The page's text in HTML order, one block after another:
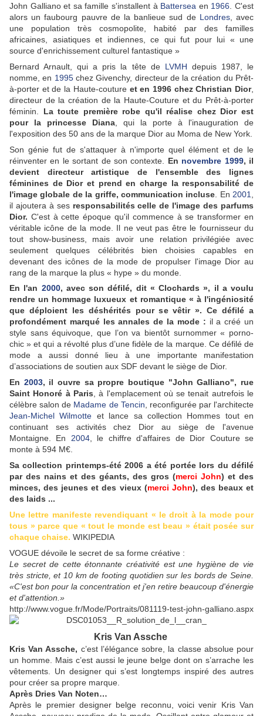
John Galliano et sa famille s'installent à Battersea en 1966 . C'est
alors un faubourg pauvre de la banlieue sud de Londres, avec
une population très cosmopolite, habité par des familles
africaines, asiatiques et indiennes, ce qui fut pour lui « une
source d'enrichissement culturel fantastique »
Bernard Arnault, qui a pris la tête de LVMH depuis 1987, le
nomme, en 1995chez Givenchy, directeur de la création du Prêt-
à-porter et de la Haute-couture et en 1996 chez Christian Dior,
directeur de la création de la Haute-Couture et du Prêt-à-porter
féminin. La toute première robe qu'il réalise chez Dior est
pour la princesse Diana , qui la porte à l'inauguration de
l'exposition des 50 ans de la marque Dior au Moma de New York.
Son génie fut de s'attaquer à n'importe quel élément et de le
réinventer en le sortant de son contexte. En novembre 1999, il
devient directeur artistique de l'ensemble des lignes
féminines de Dior et prend en charge la responsabilité de
l'image globale de la griffe, communication incluse . En 2001
il ajoutera à ses responsabilités celle de l'image des parfums
Dior. C'est à cette époque qu'il commence à se transformer en
véritable icône de la mode. Il ne veut pas être le fournisseur du
tout show-business, mais avoir une relation privilégiée avec
seulement quelques célébrités bien choisies capables en
devenant des icônes de la mode de propulser l'image Dior au
rang de la marque la plus « hype » du monde.
En l'an 2000, avec son défilé, dit « Clochards », il a voulu
rendre un hommage luxueux et romantique « à l'ingéniosité
que déploient les déshérités pour se vêtir ». Ce défilé a
profondément marqué les annales de la mode : il a créé un
style sans équivoque, que l’on va bientôt surnommer « porno-
chic » et qui a révolté plus d’une fidèle de la marque. Ce défilé de
mode a aussi donné lieu à une importante manifestation
d’associations de soutien aux SDF devant le siège de Dior.
En 2003, il ouvre sa propre boutique "John Galliano", rue
Saint Honoré à Paris, à l'emplacement où se tenait autrefois le
célèbre salon de Madame de Tencin, reconfigurée par l'architecte
Jean-Michel Wilmotte et lance sa collection Hommes tout en
continuant ses activités chez Dior au siège de l'avenue
Montaigne. En 2004, le chiffre d'affaires de Dior Couture se
monte à 594 M€.
Sa collection printemps-été 2006 a été portée lors du défilé
par des nains et des géants, des gros (merci John) et des
minces, des jeunes et des vieux (merci John), des beaux et
des laids ...
Une lettre manifeste revendiquant « le droit à la mode pour
tous » parce que « tout le monde est beau » était posée sur
chaque chaise. WIKIPEDIA
VOGUE dévoile le secret de sa forme créative :
Le secret de cette étonnante créativité est une hygiène de vie
très stricte, et 10 km de footing quotidien sur les bords de Seine.
«C'est bon pour la concentration et j'en retire beaucoup d'énergie
et d'attention.»
http://www.vogue.fr/Mode/Portraits/081119-test-john-galliano.aspx
Kris Van Assche
Kris Van Assche, c’est l’élégance sobre, la classe absolue pour
un homme. Mais c’est aussi le jeune belge dont on s’arrache les
vêtements. Un designer qui s’est longtemps inspiré des autres
pour créer sa propre marque.
Après Dries Van Noten…
Après le premier designer belge reconnu, voici venir Kris Van